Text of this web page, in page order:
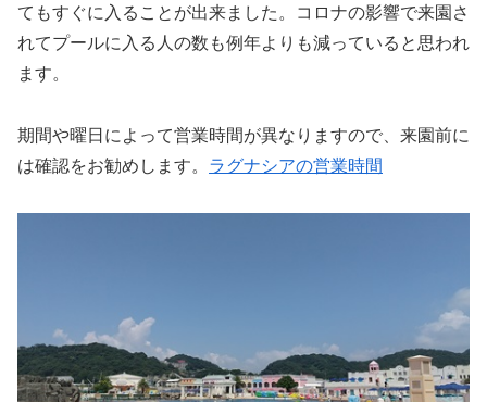
てもすぐに入ることが出来ました。コロナの影響で来園さ
れてプールに入る人の数も例年よりも減っていると思われ
ます。
期間や曜日によって営業時間が異なりますので、来園前に
は確認をお勧めします。 ラグナシアの営業時間